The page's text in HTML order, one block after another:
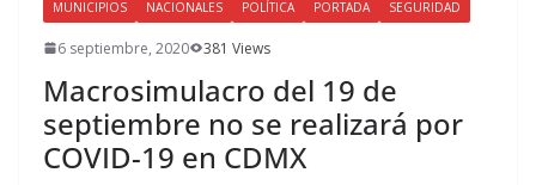
MUNICIPIOS NACIONALES POLÍTICA PORTADA SEGURIDAD
6 septiembre, 2020 381 Views
Macrosimulacro del 19 de
septiembre no se realizará por
COVID-19 en CDMX